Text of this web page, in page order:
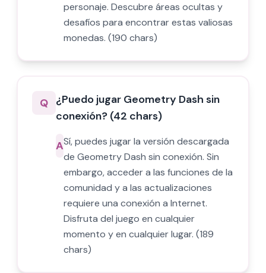
personaje. Descubre áreas ocultas y
desafíos para encontrar estas valiosas
monedas. (190 chars)
Q ¿Puedo jugar Geometry Dash sin
conexión? (42 chars)
ASí, puedes jugar la versión descargada
de Geometry Dash sin conexión. Sin
embargo, acceder a las funciones de la
comunidad y a las actualizaciones
requiere una conexión a Internet.
Disfruta del juego en cualquier
momento y en cualquier lugar. (189
chars)